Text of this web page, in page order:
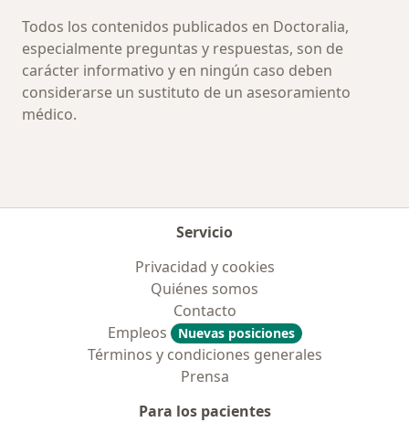
Todos los contenidos publicados en Doctoralia,
especialmente preguntas y respuestas, son de
carácter informativo y en ningún caso deben
considerarse un sustituto de un asesoramiento
médico.
Servicio
Privacidad y cookies
Quiénes somos
Contacto
Empleos
Nuevas posiciones
Términos y condiciones generales
Prensa
Para los pacientes